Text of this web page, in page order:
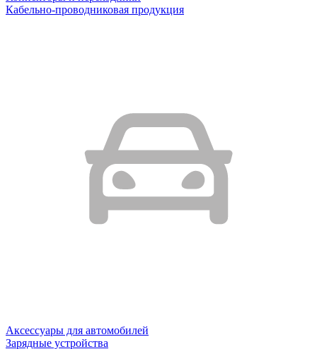
Кабельно-проводниковая продукция
Аксессуары для автомобилей
Зарядные устройства